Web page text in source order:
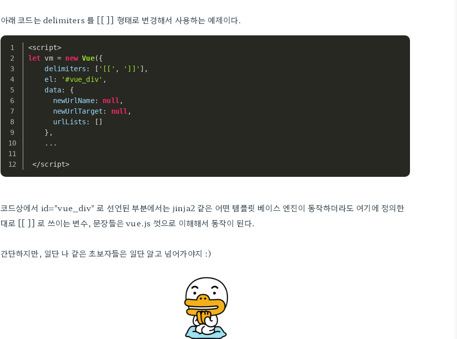
아래 코드는 delimiters 를 [[ ]] 형태로 변경해서 사용하는 예제이다.
<script>
let vm = new Vue({
delimiters : [ '[[' , ']]' ],
el : '#vue_div' ,
data: {
newUrlName: null ,
newUrlTarget : null ,
urlLists : []
    },
    ...
</script>
코드상에서 id="vue_div" 로 선언된 부분에서는 jinja2 같은 어떤 템플릿 베이스 엔진이 동작하더라도 여기에 정의한
대로 [[ ]] 로 쓰이는 변수, 문장들은 vue.js 껏으로 이해해서 동작이 된다.
간단하지만, 일단 나 같은 초보자들은 일단 알고 넘어가야지 :)